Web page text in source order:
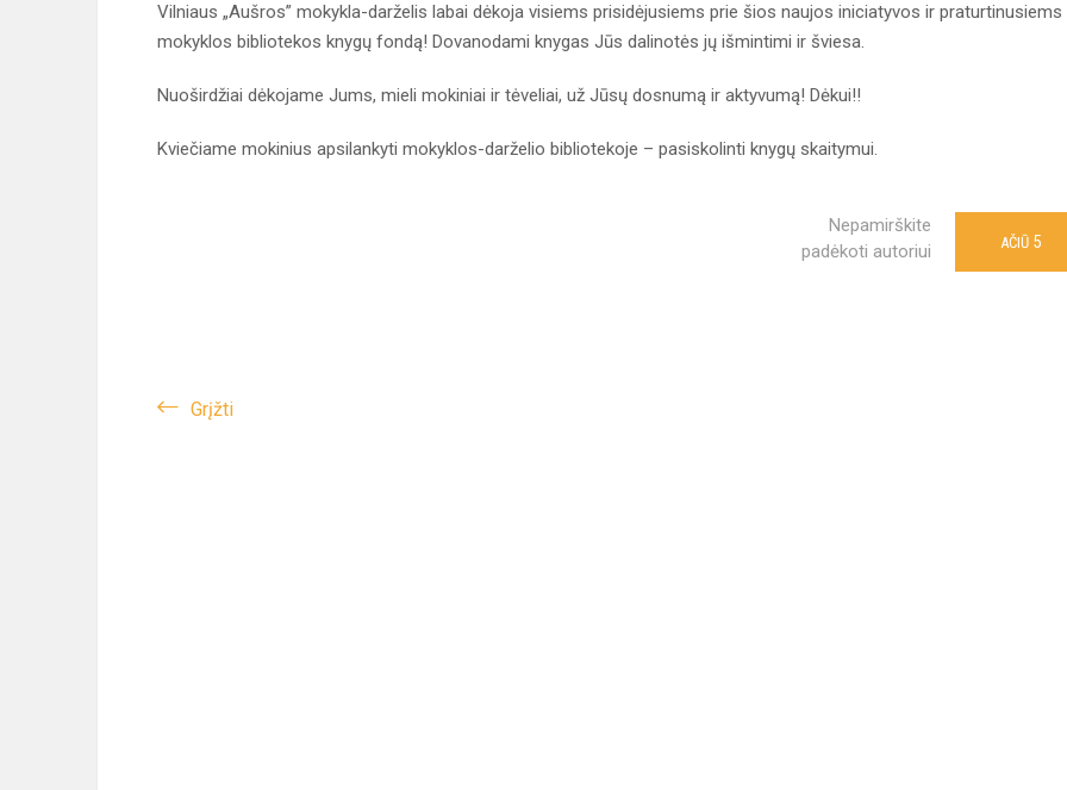
Vilniaus „Aušros” mokykla-darželis labai dėkoja visiems prisidėjusiems prie šios naujos iniciatyvos ir praturtinusiems
mokyklos bibliotekos knygų fondą! Dovanodami knygas Jūs dalinotės jų išmintimi ir šviesa.
Nuoširdžiai dėkojame Jums, mieli mokiniai ir tėveliai, už Jūsų dosnumą ir aktyvumą! Dėkui!!
Kviečiame mokinius apsilankyti mokyklos-darželio bibliotekoje – pasiskolinti knygų skaitymui.
Nepamirškite
padėkoti autoriui
AČIŪ 5
Grįžti